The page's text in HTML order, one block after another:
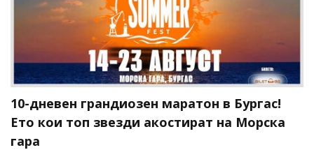
10-дневен грандиозен маратон в Бургас!
Ето кои топ звезди акостират на Морска
гара